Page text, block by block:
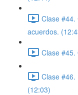
Clase
acuerdos.
Clase #45.
Clase #46.
(12:03)